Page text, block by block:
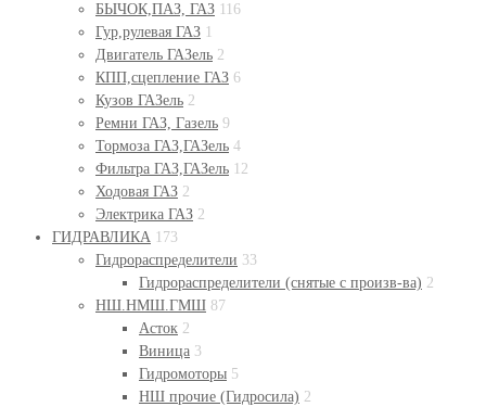
БЫЧОК,ПАЗ, ГАЗ 116
Гур,рулевая ГАЗ 1
Двигатель ГАЗель 2
КПП,сцепление ГАЗ 6
Кузов ГАЗель 2
Ремни ГАЗ, Газель 9
Тормоза ГАЗ,ГАЗель 4
Фильтра ГАЗ,ГАЗель 12
Ходовая ГАЗ 2
Электрика ГАЗ 2
ГИДРАВЛИКА 173
Гидрораспределители 33
Гидрораспределители (снятые с произв-ва) 2
НШ.НМШ.ГМШ 87
Асток 2
Виница 3
Гидромоторы 5
НШ прочие (Гидросила) 2